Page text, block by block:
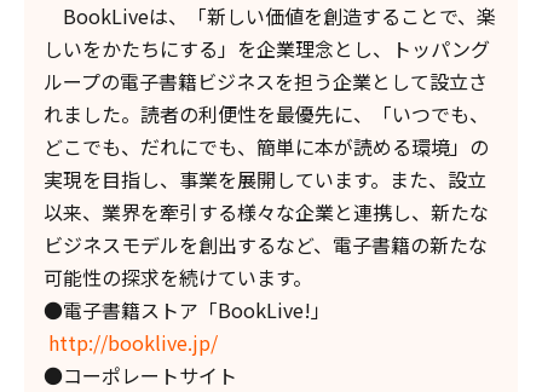
BookLiveは、「新しい価値を創造することで、楽
しいをかたちにする」を企業理念とし、トッパング
ループの電子書籍ビジネスを担う企業として設立さ
れました。読者の利便性を最優先に、「いつでも、
どこでも、だれにでも、簡単に本が読める環境」の
実現を目指し、事業を展開しています。また、設立
以来、業界を牽引する様々な企業と連携し、新たな
ビジネスモデルを創出するなど、電子書籍の新たな
可能性の探求を続けています。
●電子書籍ストア「BookLive!」
http://booklive.jp/
●コーポレートサイト